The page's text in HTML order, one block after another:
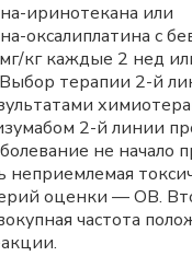
иринотекана или
оксалиплатина с
кг каждые 2 нед
терапии 2-й
2-й линии
не начало
неприемлемая
оценки — ОВ.
частота